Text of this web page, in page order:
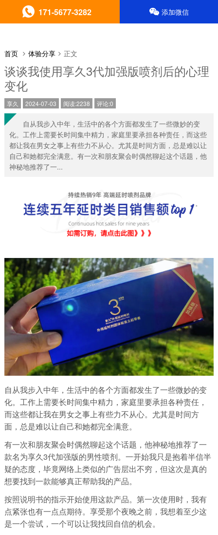
首页 体验分享 正文
谈谈我使用享久3代加强版喷剂后的心理
变化
享久 2024-07-03 阅读:2238 评论:0
自从我步入中年，生活中的各个方面都发生了一些微妙的变
化。工作上需要长时间集中精力，家庭里要承担各种责任，而这些
都让我在男女之事上有些力不从心。尤其是时间方面，总是难以让
自己和她都完全满意。有一次和朋友聚会时偶然聊起这个话题，他
神秘地推荐了一...
自从我步入中年，生活中的各个方面都发生了一些微妙的变
化。工作上需要长时间集中精力，家庭里要承担各种责任，
而这些都让我在男女之事上有些力不从心。尤其是时间方
面，总是难以让自己和她都完全满意。
有一次和朋友聚会时偶然聊起这个话题，他神秘地推荐了一
款名为享久3代加强版的男性喷剂。一开始我只是抱着半信半
疑的态度，毕竟网络上类似的广告层出不穷，但这次是真的
想要找到一款能够真正帮助我的产品。
按照说明书的指示开始使用这款产品。第一次使用时，我有
点紧张也有一点点期待。享受那个夜晚之前，我想着至少这
是一个尝试，一个可以让我找回自信的机会。
171-5677-3282 添加微信